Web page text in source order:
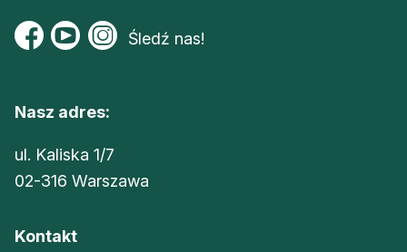
Śledź nas!
Nasz adres:
ul. Kaliska 1/7
02-316 Warszawa
Kontakt